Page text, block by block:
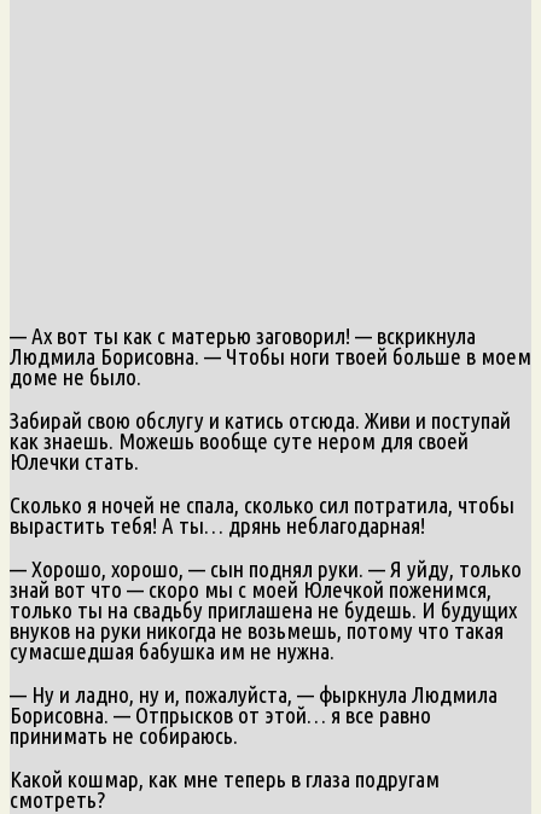
— Ах вот ты как с матерью заговорил! — вскрикнула
Людмила Борисовна. — Чтобы ноги твоей больше в моем
доме не было.
Забирай свою обслугу и катись отсюда. Живи и поступай
как знаешь. Можешь вообще суте нером для своей
Юлечки стать.
Сколько я ночей не спала, сколько сил потратила, чтобы
вырастить тебя! А ты… дрянь неблагодарная!
— Хорошо, хорошо, — сын поднял руки. — Я уйду, только
знай вот что — скоро мы с моей Юлечкой поженимся,
только ты на свадьбу приглашена не будешь. И будущих
внуков на руки никогда не возьмешь, потому что такая
сумасшедшая бабушка им не нужна.
— Ну и ладно, ну и, пожалуйста, — фыркнула Людмила
Борисовна. — Отпрысков от этой… я все равно
принимать не собираюсь.
Какой кошмар, как мне теперь в глаза подругам
смотреть?